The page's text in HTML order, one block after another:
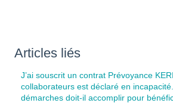
Articles liés
J’ai souscrit un contrat Prévoyance
collaborateurs est déclaré en
démarches doit-il accomplir pour